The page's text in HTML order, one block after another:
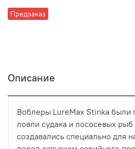
Предзаказ
Описание
Воблеры LureMax Stinka были
ловли судака и лососевых
создавались специально для